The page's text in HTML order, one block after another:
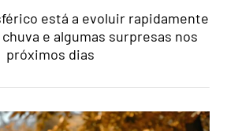
está a evoluir rapidamente
e algumas surpresas nos
próximos dias